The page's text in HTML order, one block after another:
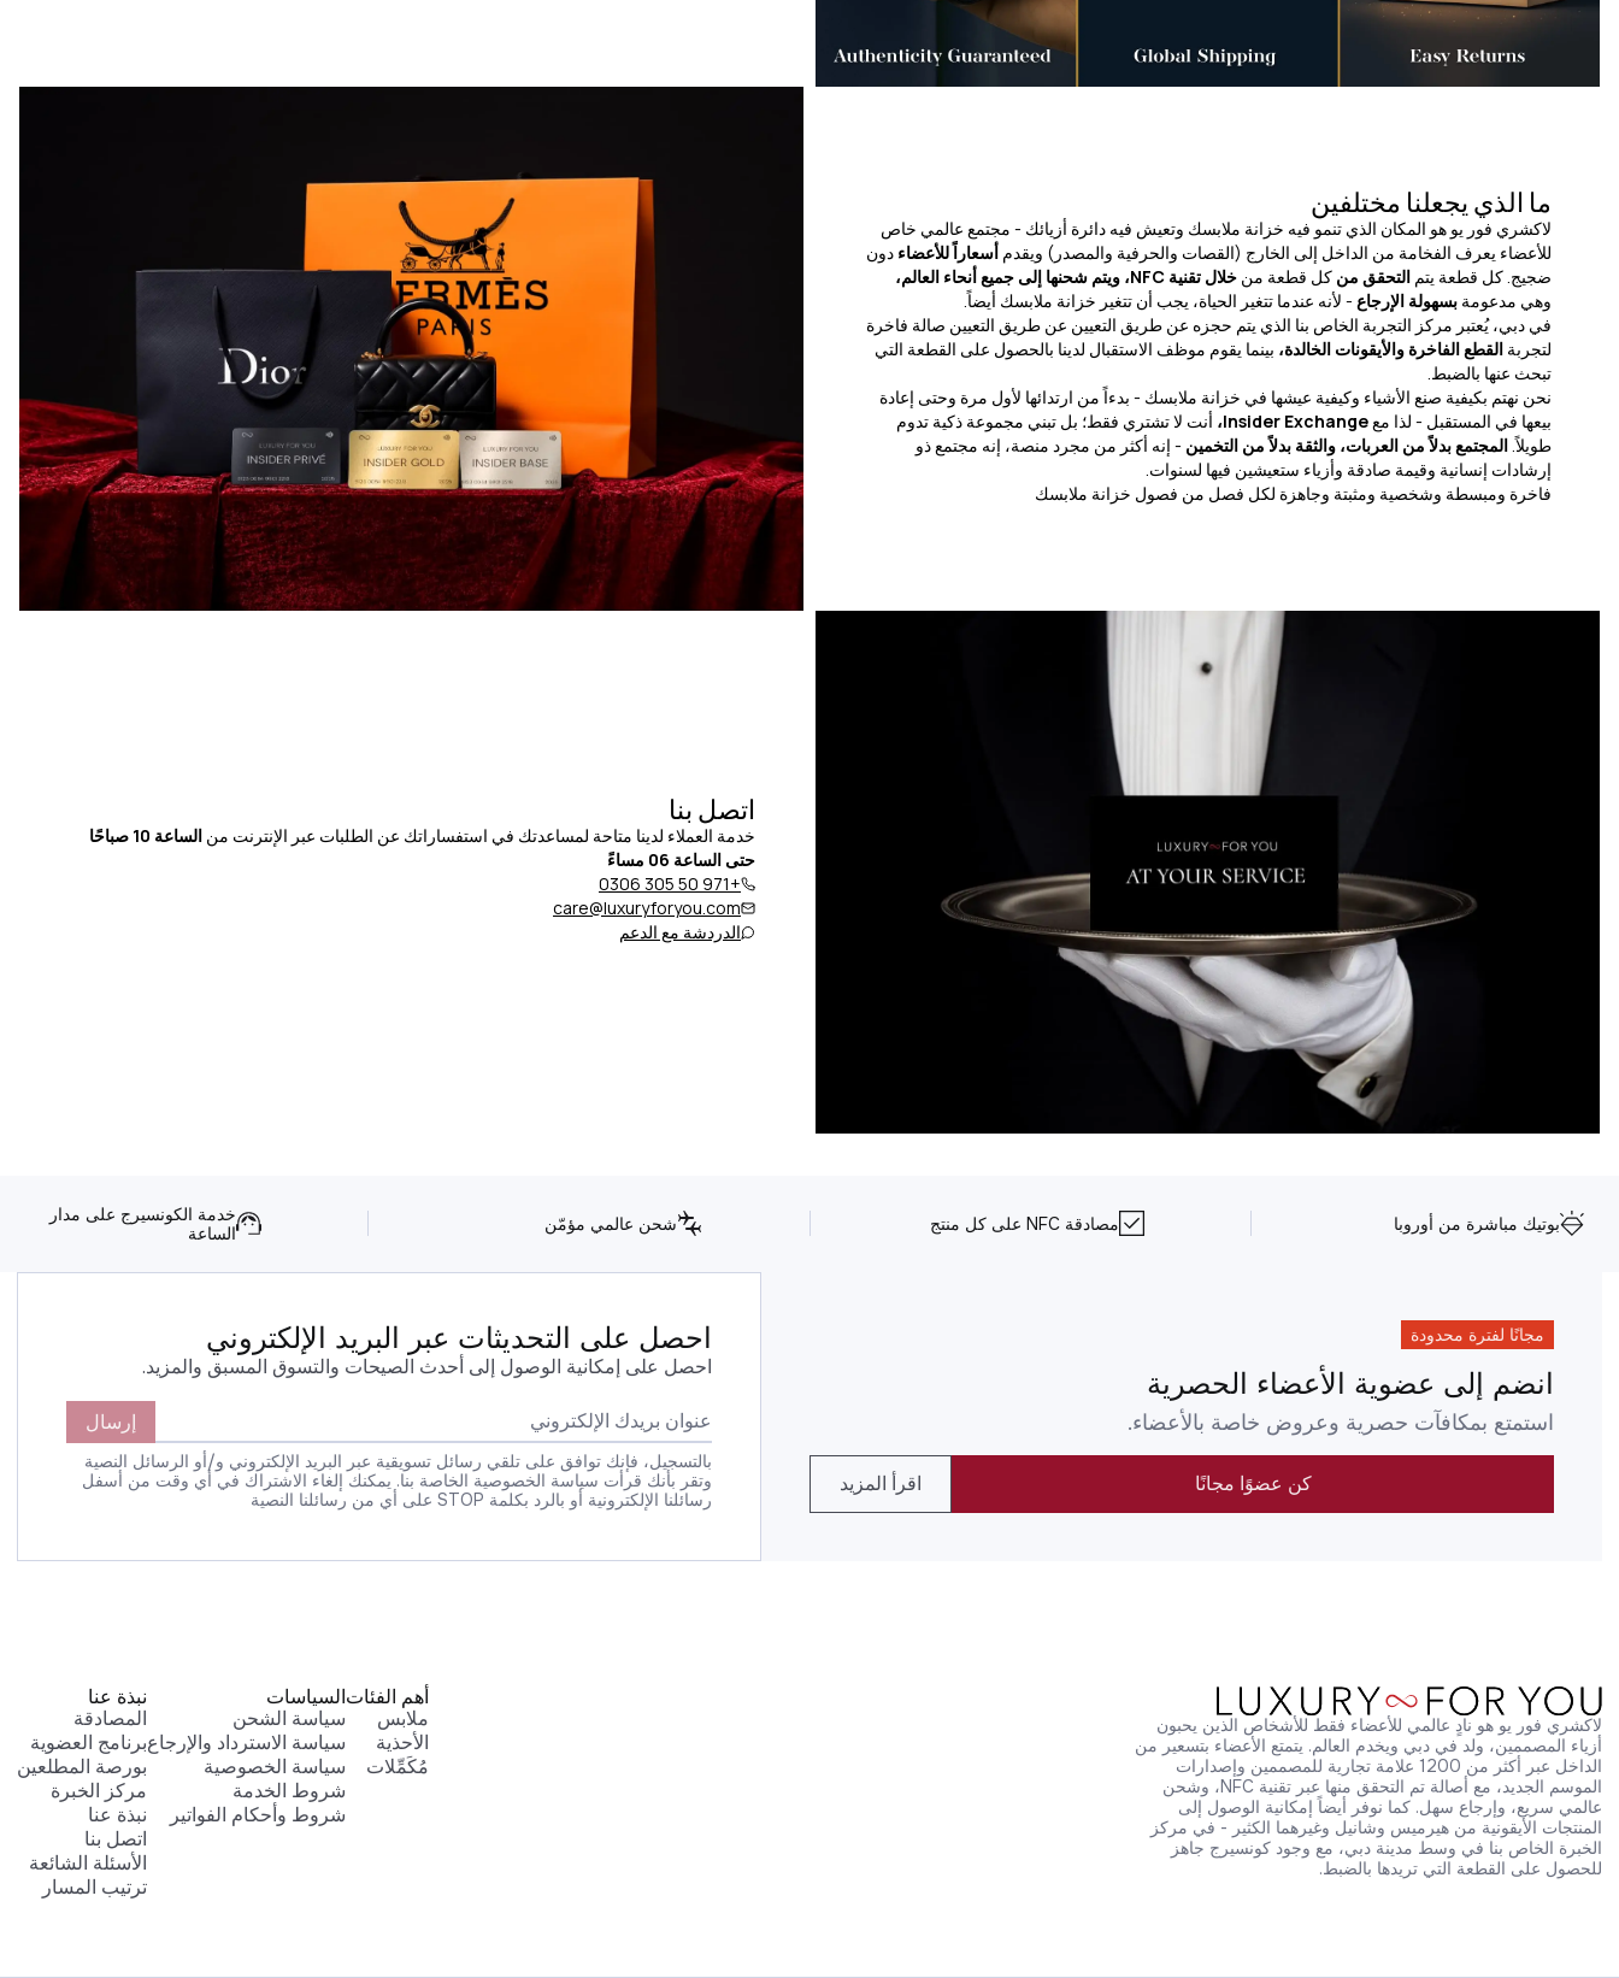
ما الذي يجعلنا مختلفين
لاكشري فور يو هو المكان الذي تنمو فيه خزانة ملابسك وتعيش فيه دائرة أزيائك - مجتمع عالمي خاص
للأعضاء يعرف الفخامة من الداخل إلى الخارج (القصات والحرفية والمصدر) ويقدم أسعاراً للأعضاء دون
ضجيج. كل قطعة يتم التحقق من كل قطعة من خلال تقنية NFC، ويتم شحنها إلى جميع أنحاء العالم،
وهي مدعومة بسهولة الإرجاع - لأنه عندما تتغير الحياة، يجب أن تتغير خزانة ملابسك أيضاً.
في دبي، يُعتبر مركز التجربة الخاص بنا الذي يتم حجزه عن طريق التعيين عن طريق التعيين صالة فاخرة
لتجربة القطع الفاخرة والأيقونات الخالدة، بينما يقوم موظف الاستقبال لدينا بالحصول على القطعة التي
تبحث عنها بالضبط.
نحن نهتم بكيفية صنع الأشياء وكيفية عيشها في خزانة ملابسك - بدءاً من ارتدائها لأول مرة وحتى إعادة
بيعها في المستقبل - لذا معInsider Exchange، أنت لا تشتري فقط؛ بل تبني مجموعة ذكية تدوم
طويلاً.المجتمع بدلاً من العربات، والثقة بدلاً من التخمين - إنه أكثر من مجرد منصة، إنه مجتمع ذو
إرشادات إنسانية وقيمة صادقة وأزياء ستعيشين فيها لسنوات.
فاخرة ومبسطة وشخصية ومثبتة وجاهزة لكل فصل من فصول خزانة ملابسك
اتصل بنا
خدمة العملاء لدينا متاحة لمساعدتك في استفساراتك عن الطلبات عبر الإنترنت من
الساعة 10 صباحًا
حتى الساعة 06 مساءً
+971 50 305 0306
care@luxuryforyou.com
الدردشة مع الدعم
بوتيك مباشرة من أوروبا مصادقة NFC على كل منتج شحن عالمي مؤمّن
خدمة الكونسيرج على مدار
الساعة
مجانًا لفترة محدودة
انضم إلى عضوية الأعضاء الحصرية
استمتع بمكافآت حصرية وعروض خاصة بالأعضاء.
كن عضوًا مجانًا اقرأ المزيد
احصل على التحديثات عبر البريد الإلكتروني
احصل على إمكانية الوصول إلى أحدث الصيحات والتسوق المسبق والمزيد.
إرسال
بالتسجيل، فإنك توافق على تلقي رسائل تسويقية عبر البريد الإلكتروني و/أو الرسائل النصية
وتقر بأنك قرأت سياسة الخصوصية الخاصة بنا. يمكنك إلغاء الاشتراك في أي وقت من أسفل
رسائلنا الإلكترونية أو بالرد بكلمة STOP على أي من رسائلنا النصية
للحصول على القطعة التي تريدها بالضبط.
أهم الفئات
ملابس
الأحذية
مُكَمِّلات
السياسات
سياسة الشحن
سياسة الاسترداد والإرجاع
سياسة الخصوصية
شروط الخدمة
شروط وأحكام الفواتير
نبذة عنا
المصادقة
برنامج العضوية
بورصة المطلعين
مركز الخبرة
نبذة عنا
اتصل بنا
الأسئلة الشائعة
ترتيب المسار